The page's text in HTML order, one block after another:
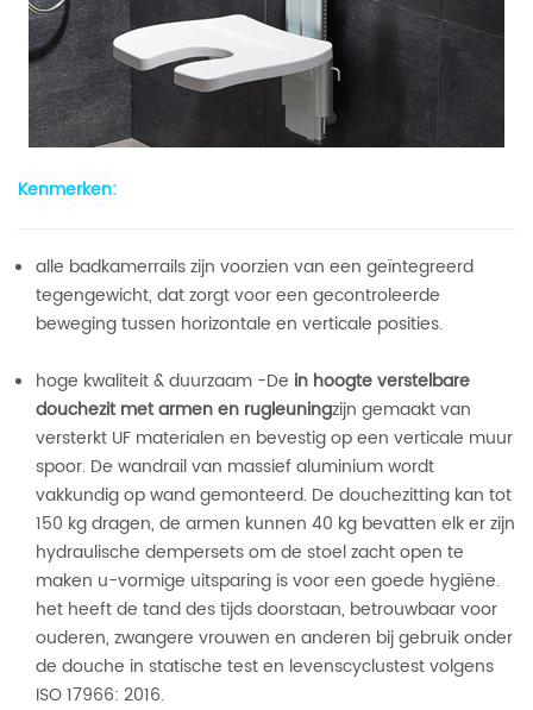
Kenmerken:
alle badkamerrails zijn voorzien van een geïntegreerd
tegengewicht, dat zorgt voor een gecontroleerde
beweging tussen horizontale en verticale posities.
hoge kwaliteit & duurzaam -De in hoogte verstelbare
douchezitmet armenen rugleuningzijn gemaakt van
versterkt UF materialen en bevestig op een verticale muur
spoor. De wandrail van massief aluminium wordt
vakkundig op wand gemonteerd. De douchezitting kan tot
150 kg dragen, de armen kunnen 40 kg bevatten elk er zijn
hydraulische dempersets om de stoel zacht open te
maken u-vormige uitsparing is voor een goede hygiëne.
het heeft de tand des tijds doorstaan, betrouwbaar voor
ouderen, zwangere vrouwen en anderen bij gebruik onder
de douche in statische test en levenscyclustest volgens
ISO 17966: 2016.